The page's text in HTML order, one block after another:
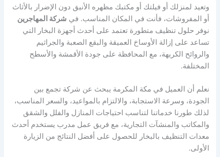
وتعيد لمنزلك أو فيلتك أو مكتبك مظهره الأنيق دون الإضرار بالأثاث
أو المفروشات، فأنت في المكان المناسب. في شركة المهاجرين
نوفر حلول تنظيف متطورة تعتمد على أحدث أجهزة البخار التي
تساعد على إزالة الأوساخ العميقة والبقع الصعبة والجراثيم
والروائح الكريهة، مع المحافظة على جودة الأقمشة والأسطح
المختلفة.
نعلم أن العميل في مكة المكرمة يبحث عن شركة تجمع بين
الجودة، وسرعة الاستجابة، والالتزام بالمواعيد، والسعر المناسب،
لذلك طورنا خدماتنا لتناسب احتياجات المنازل والفلل والشقق
والمكاتب والمنشآت التجارية، مع فريق عمل مدرب يستخدم أحدث
معدات التنظيف بالبخار للحصول على أفضل النتائج من الزيارة
الأولى.